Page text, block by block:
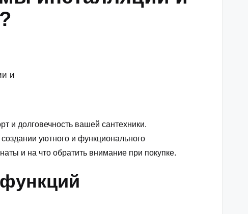
и долговечность вашей сантехники.
уютного и функционального
и на что обратить внимание при покупке.